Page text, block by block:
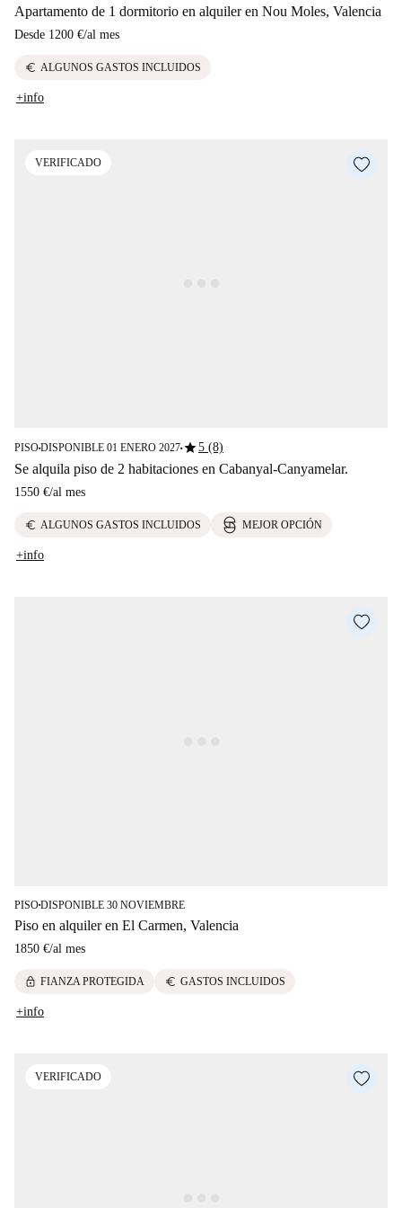
Apartamento de 1 dormitorio en alquiler en Nou Moles, Valencia
Desde 1200 €/al mes
euro ALGUNOS GASTOS INCLUIDOS
+info
VERIFICADO
PISO■DISPONIBLE 01 ENERO 2027■star5 (8)
Se alquila piso de 2 habitaciones en Cabanyal-Canyamelar.
1550 €/al mes
euro ALGUNOS GASTOS INCLUIDOS MEJOR OPCIÓN
+info
PISO■DISPONIBLE 30 NOVIEMBRE
Piso en alquiler en El Carmen, Valencia
1850 €/al mes
lock FIANZA PROTEGIDA euro GASTOS INCLUIDOS
+info
VERIFICADO